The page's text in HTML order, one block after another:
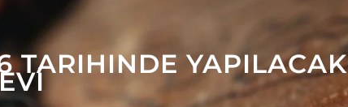
TARIHINDE YAPILACAK